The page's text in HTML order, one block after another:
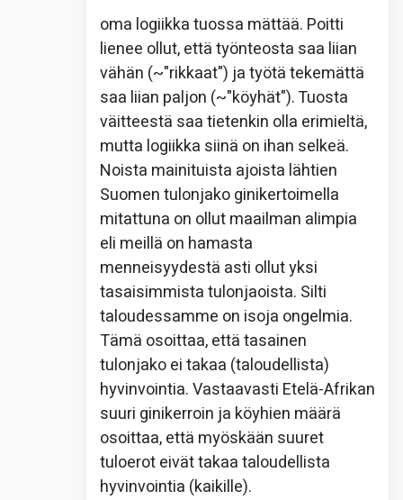
oma logiikka tuossa mättää. Poitti
lienee ollut, että työnteosta saa liian
vähän (~"rikkaat") ja työtä tekemättä
saa liian paljon (~"köyhät"). Tuosta
väitteestä saa tietenkin olla erimieltä,
mutta logiikka siinä on ihan selkeä.
Noista mainituista ajoista lähtien
Suomen tulonjako ginikertoimella
mitattuna on ollut maailman alimpia
eli meillä on hamasta
menneisyydestä asti ollut yksi
tasaisimmista tulonjaoista. Silti
taloudessamme on isoja ongelmia.
Tämä osoittaa, että tasainen
tulonjako ei takaa (taloudellista)
hyvinvointia. Vastaavasti Etelä-Afrikan
suuri ginikerroin ja köyhien määrä
osoittaa, että myöskään suuret
tuloerot eivät takaa taloudellista
hyvinvointia (kaikille).